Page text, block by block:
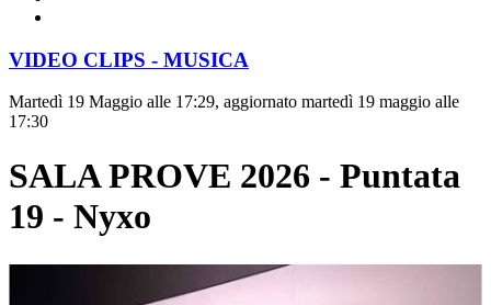
VIDEO CLIPS - MUSICA
Martedì 19 Maggio alle 17:29, aggiornato martedì 19 maggio alle
17:30
SALA PROVE 2026 - Puntata
19 - Nyxo